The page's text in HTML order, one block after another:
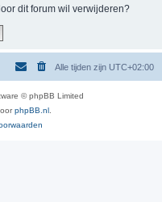
dit forum wil verwijderen?
Alle tijden zijn UTC+02:00
© phpBB Limited
phpBB.nl